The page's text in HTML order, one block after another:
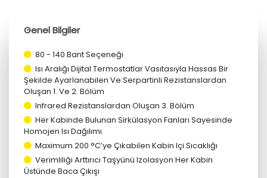
Tekstil
Genel Bilgiler
80 - 140 Bant Seçeneği
Isı Aralığı Dijital Termostatlar Vasıtasıyla Hassas Bir
Şekilde Ayarlanabilen Ve Serpartinli Rezistanslardan
Oluşan 1. Ve 2. Bölüm
Infrared Rezistanslardan Oluşan 3. Bölüm
Her Kabinde Bulunan Sirkülasyon Fanları Sayesinde
Homojen Isı Dağılımı
Maximum 200 °C’ye Çıkabilen Kabin Içi Sıcaklığı
Verimliliği Arttırıcı Taşyünü Izolasyon Her Kabin
Üstünde Baca Çıkışı